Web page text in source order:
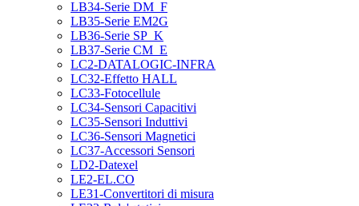
LB34-Serie DM_F
LB35-Serie EM2G
LB36-Serie SP_K
LB37-Serie CM_E
LC2-DATALOGIC-INFRA
LC32-Effetto HALL
LC33-Fotocellule
LC34-Sensori Capacitivi
LC35-Sensori Induttivi
LC36-Sensori Magnetici
LC37-Accessori Sensori
LD2-Datexel
LE2-EL.CO
LE31-Convertitori di misura